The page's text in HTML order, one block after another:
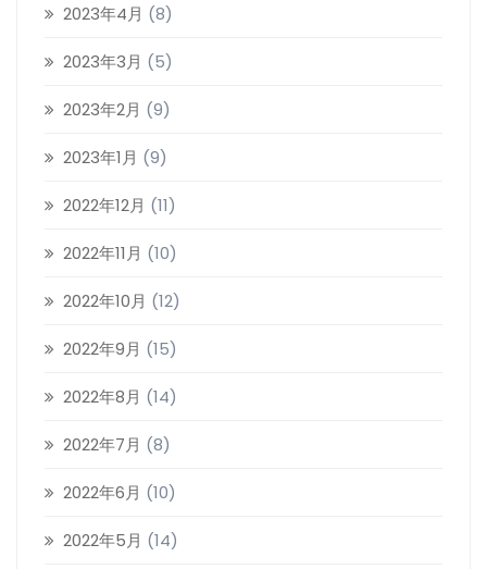
2023年4月 (8)
2023年3月 (5)
2023年2月 (9)
2023年1月 (9)
2022年12月 (11)
2022年11月 (10)
2022年10月 (12)
2022年9月 (15)
2022年8月 (14)
2022年7月 (8)
2022年6月 (10)
2022年5月 (14)